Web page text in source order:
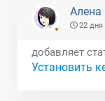
Алена
22 дня
добавляет
Установить